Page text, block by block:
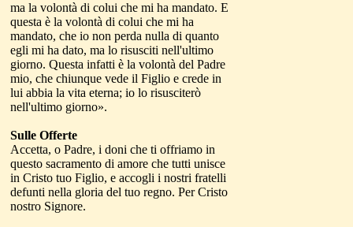
ma la volontà di colui che mi ha mandato. E
questa è la volontà di colui che mi ha
mandato, che io non perda nulla di quanto
egli mi ha dato, ma lo risusciti nell'ultimo
giorno. Questa infatti è la volontà del Padre
mio, che chiunque vede il Figlio e crede in
lui abbia la vita eterna; io lo risusciterò
nell'ultimo giorno».
Sulle Offerte
Accetta, o Padre, i doni che ti offriamo in
questo sacramento di amore che tutti unisce
in Cristo tuo Figlio, e accogli i nostri fratelli
defunti nella gloria del tuo regno. Per Cristo
nostro Signore.